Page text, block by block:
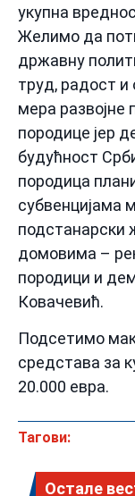
укупна
Желимо да
државну
труд, радост и
мера развојне
породице јер
будућност
породица
субвенцијама
подстанарски
домовима –
породици и
Ковачевић.
Подсетимо
средстава за
20.000 евра.
Тагови:
Остале